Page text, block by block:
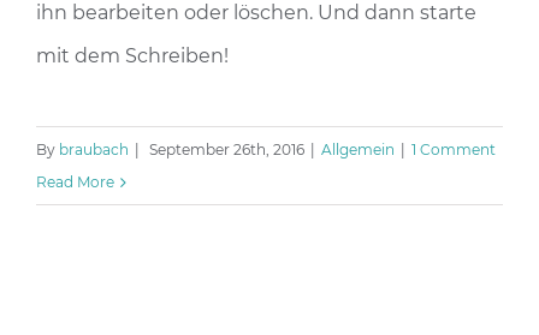
ihn bearbeiten oder löschen. Und dann starte
mit dem Schreiben!
By braubach September 26th, 2016 Allgemein
1 Comment
Read More